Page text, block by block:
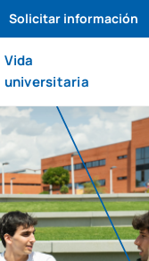
Solicitar información
Vida
universitaria